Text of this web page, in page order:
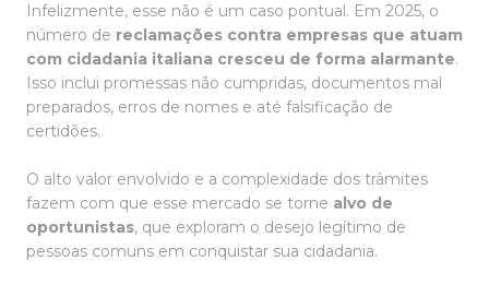
Infelizmente, esse não é um caso pontual. Em 2025, o
número de reclamações contra empresas que atuam
com cidadania italiana cresceu de forma alarmante.
Isso inclui promessas não cumpridas, documentos mal
preparados, erros de nomes e até falsificação de
certidões.
O alto valor envolvido e a complexidade dos trâmites
fazem com que esse mercado se torne alvo de
oportunistas, que exploram o desejo legítimo de
pessoas comuns em conquistar sua cidadania.